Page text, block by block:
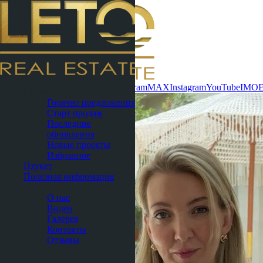
TelegramMAXInstagramYouTubeIMO
Горячие предложения
Старт продаж
Последние
обновления
Новые проекты
Избранное
Пхукет
Полезная информация
О нас
Видео
Галерея
Контакты
Отзывы